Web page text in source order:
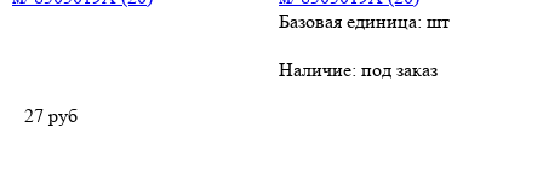
Базовая единица: шт
Наличие: под заказ
27 руб